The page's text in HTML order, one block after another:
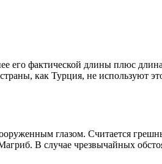
его фактической длины плюс
как Турция, не используют
глазом. Считается
В случае чрезвычайных